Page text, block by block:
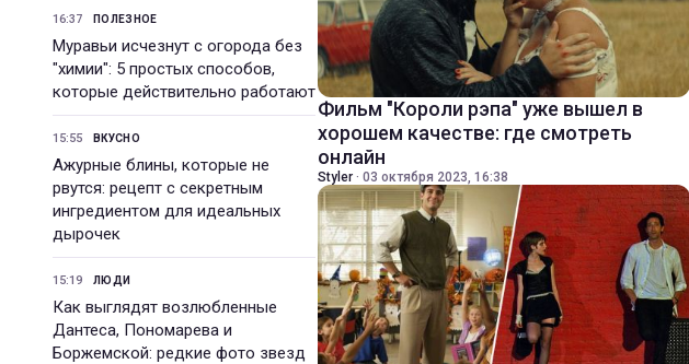
16:37 ПОЛЕЗНОЕ
Муравьи исчезнут с огорода без
"химии": 5 простых способов,
которые действительно работают
15:55 ВКУСНО
Ажурные блины, которые не
рвутся: рецепт с секретным
ингредиентом для идеальных
дырочек
15:19 ЛЮДИ
Как выглядят возлюбленные
Дантеса, Пономарева и
Боржемской: редкие фото звезд
Фильм "Короли рэпа" уже вышел в
хорошем качестве: где смотреть
онлайн
Styler · 03 октября 2023, 16:38